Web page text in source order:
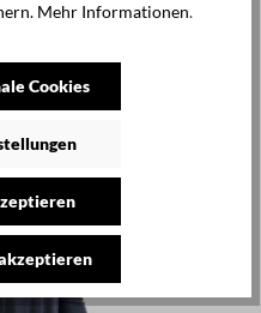
Mehr Informationen.
Cookies